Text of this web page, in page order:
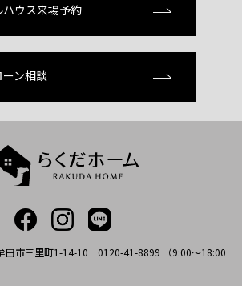
ハウス来場予約
ン相談
市三里町1-14-10 0120-41-8899 （9:00～18:00